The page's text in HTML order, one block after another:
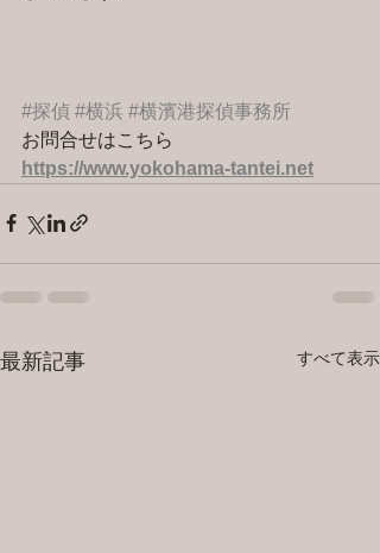
#探偵 #横浜 #横濱港探偵事務所
お問合せはこちら
https://www.yokohama-tantei.net
最新記事 すべて表示